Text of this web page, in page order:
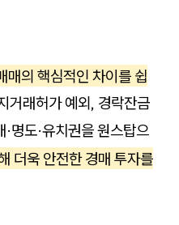
매의 핵심적인 차이를 쉽
거래허가 예외, 경락잔금
·명도·유치권을 원스탑으
더욱 안전한 경매 투자를